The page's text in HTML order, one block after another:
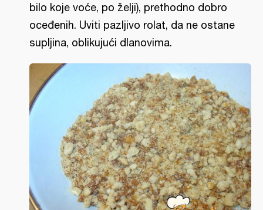
bilo koje voće, po želji), prethodno dobro
oceđenih. Uviti pazljivo rolat, da ne ostane
supljina, oblikujući dlanovima.